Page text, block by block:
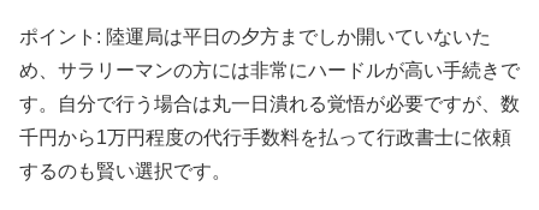
ポイント: 陸運局は平日の夕方までしか開いていないた
め、サラリーマンの方には非常にハードルが高い手続きで
す。自分で行う場合は丸一日潰れる覚悟が必要ですが、数
千円から1万円程度の代行手数料を払って行政書士に依頼
するのも賢い選択です。